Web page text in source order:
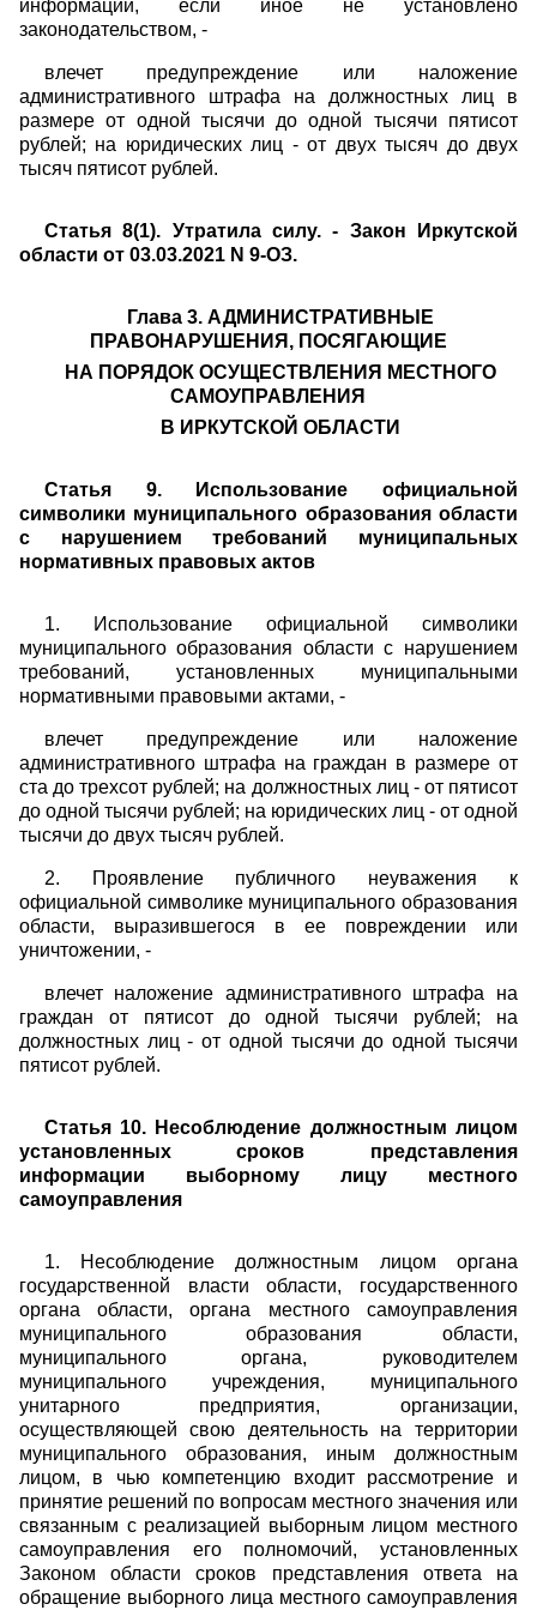
информации, если иное не установлено
законодательством, -
влечет предупреждение или наложение
административного штрафа на должностных лиц в
размере от одной тысячи до одной тысячи пятисот
рублей; на юридических лиц - от двух тысяч до двух
тысяч пятисот рублей.
Статья 8(1). Утратила силу. - Закон Иркутской
области от 03.03.2021 N 9-ОЗ.
Глава 3. АДМИНИСТРАТИВНЫЕ
ПРАВОНАРУШЕНИЯ, ПОСЯГАЮЩИЕ
НА ПОРЯДОК ОСУЩЕСТВЛЕНИЯ МЕСТНОГО
САМОУПРАВЛЕНИЯ
В ИРКУТСКОЙ ОБЛАСТИ
Статья 9. Использование официальной
символики муниципального образования области
с нарушением требований муниципальных
нормативных правовых актов
1. Использование официальной символики
муниципального образования области с нарушением
требований, установленных муниципальными
нормативными правовыми актами, -
влечет предупреждение или наложение
административного штрафа на граждан в размере от
ста до трехсот рублей; на должностных лиц - от пятисот
до одной тысячи рублей; на юридических лиц - от одной
тысячи до двух тысяч рублей.
2. Проявление публичного неуважения к
официальной символике муниципального образования
области, выразившегося в ее повреждении или
уничтожении, -
влечет наложение административного штрафа на
граждан от пятисот до одной тысячи рублей; на
должностных лиц - от одной тысячи до одной тысячи
пятисот рублей.
Статья 10. Несоблюдение должностным лицом
установленных сроков представления
информации выборному лицу местного
самоуправления
1. Несоблюдение должностным лицом органа
государственной власти области, государственного
органа области, органа местного самоуправления
муниципального образования области,
муниципального органа, руководителем
муниципального учреждения, муниципального
унитарного предприятия, организации,
осуществляющей свою деятельность на территории
муниципального образования, иным должностным
лицом, в чью компетенцию входит рассмотрение и
принятие решений по вопросам местного значения или
связанным с реализацией выборным лицом местного
самоуправления его полномочий, установленных
Законом области сроков представления ответа на
обращение выборного лица местного самоуправления